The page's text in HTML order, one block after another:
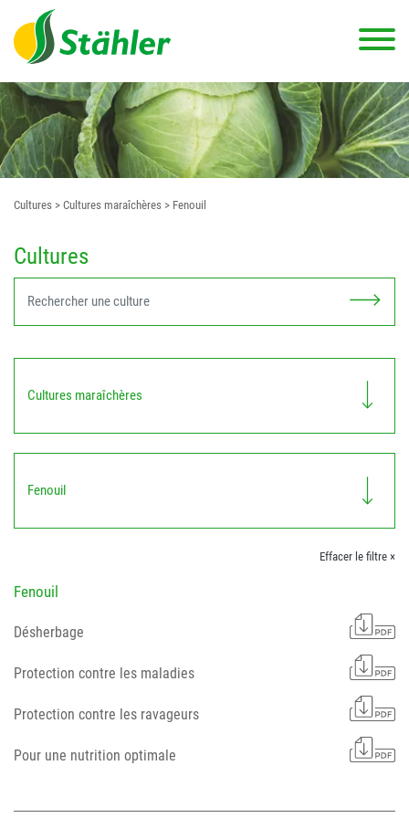
Cultures > Cultures maraîchères > Fenouil
Cultures
Cultures maraîchères
Fenouil
Effacer le filtre ×
Fenouil
Désherbage
Protection contre les maladies
Protection contre les ravageurs
Pour une nutrition optimale